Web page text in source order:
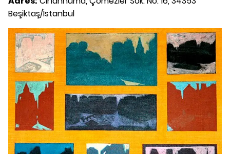
Beşiktaş/İstanbul